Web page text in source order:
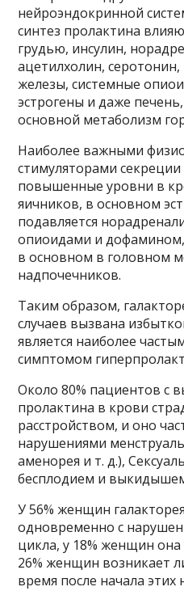
нейроэндокринной
синтез пролактина
грудью, инсулин,
ацетилхолин,
железы, системные
эстрогены и даже
основной метаболизм
Наиболее важными
стимуляторами
повышенные уровни в
яичников, в основном
подавляется
опиоидами и дофамином,
в основном в головном
надпочечников.
Таким образом,
случаев вызвана
является наиболее
симптомом
Около 80% пациентов с
пролактина в крови
расстройством, и оно
нарушениями
аменорея и т. д.),
бесплодием и
У 56% женщин
одновременно с
цикла, у 18% женщин
26% женщин возникает
время после начала этих